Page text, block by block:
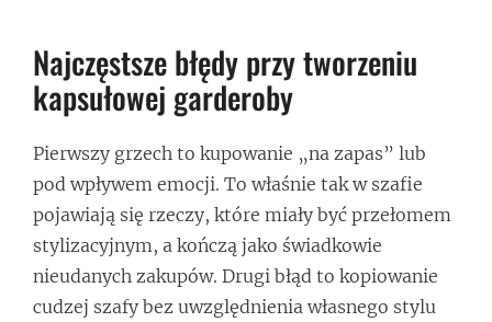
Najczęstsze błędy przy tworzeniu
kapsułowej garderoby
Pierwszy grzech to kupowanie „na zapas” lub
pod wpływem emocji. To właśnie tak w szafie
pojawiają się rzeczy, które miały być przełomem
stylizacyjnym, a kończą jako świadkowie
nieudanych zakupów. Drugi błąd to kopiowanie
cudzej szafy bez uwzględnienia własnego stylu